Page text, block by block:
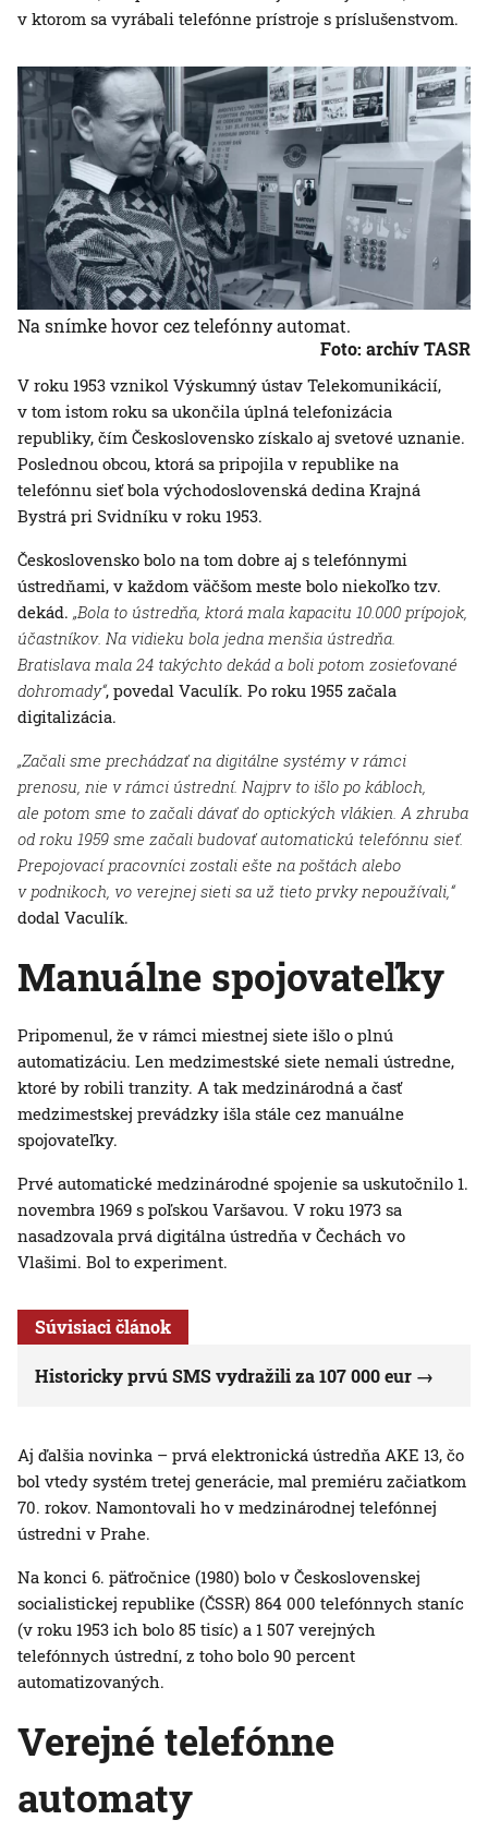
v ktorom sa vyrábali telefónne prístroje s príslušenstvom.
Na snímke hovor cez telefónny automat.
Foto: archív TASR
V roku 1953 vznikol Výskumný ústav Telekomunikácií,
v tom istom roku sa ukončila úplná telefonizácia
republiky, čím Československo získalo aj svetové uznanie.
Poslednou obcou, ktorá sa pripojila v republike na
telefónnu sieť bola východoslovenská dedina Krajná
Bystrá pri Svidníku v roku 1953.
Československo bolo na tom dobre aj s telefónnymi
ústredňami, v každom väčšom meste bolo niekoľko tzv.
dekád. „Bola to ústredňa, ktorá mala kapacitu 10.000 prípojok,
účastníkov. Na vidieku bola jedna menšia ústredňa.
Bratislava mala 24 takýchto dekád a boli potom zosieťované
dohromady“, povedal Vaculík. Po roku 1955 začala
digitalizácia.
„Začali sme prechádzať na digitálne systémy v rámci
prenosu, nie v rámci ústrední. Najprv to išlo po kábloch,
ale potom sme to začali dávať do optických vlákien. A zhruba
od roku 1959 sme začali budovať automatickú telefónnu sieť.
Prepojovací pracovníci zostali ešte na poštách alebo
v podnikoch, vo verejnej sieti sa už tieto prvky nepoužívali,“
dodal Vaculík.
Manuálne spojovateľky
Pripomenul, že v rámci miestnej siete išlo o plnú
automatizáciu. Len medzimestské siete nemali ústredne,
ktoré by robili tranzity. A tak medzinárodná a časť
medzimestskej prevádzky išla stále cez manuálne
spojovateľky.
Prvé automatické medzinárodné spojenie sa uskutočnilo 1.
novembra 1969 s poľskou Varšavou. V roku 1973 sa
nasadzovala prvá digitálna ústredňa v Čechách vo
Vlašimi. Bol to experiment.
Súvisiaci článok
Historicky prvú SMS vydražili za 107 000 eur
Aj ďalšia novinka – prvá elektronická ústredňa AKE 13, čo
bol vtedy systém tretej generácie, mal premiéru začiatkom
70. rokov. Namontovali ho v medzinárodnej telefónnej
ústredni v Prahe.
Na konci 6. päťročnice (1980) bolo v Československej
socialistickej republike (ČSSR) 864 000 telefónnych staníc
(v roku 1953 ich bolo 85 tisíc) a 1 507 verejných
telefónnych ústrední, z toho bolo 90 percent
automatizovaných.
Verejné telefónne
automaty